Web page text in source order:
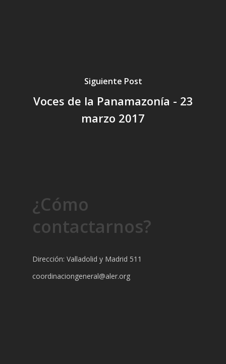
Siguiente Post
Voces de la Panamazonía - 23
marzo 2017
¿Cómo
contactarnos?
Dirección: Valladolid y Madrid 511
coordinaciongeneral@aler.org